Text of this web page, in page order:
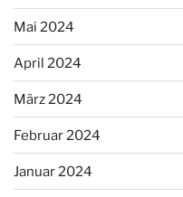
Mai 2024
April 2024
März 2024
Februar 2024
Januar 2024